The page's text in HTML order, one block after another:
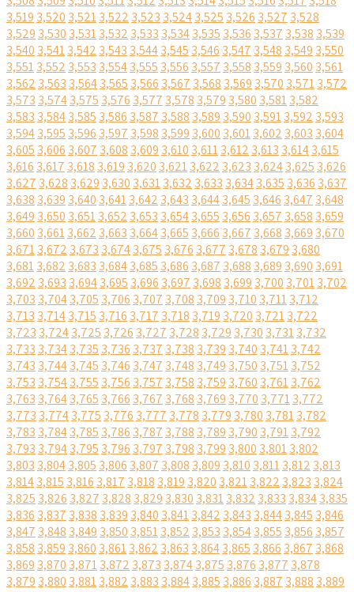
3,519 3,520 3,5213,522 3,523 3,5243,525 3,526 3,527 3,528
3,529 3,530 3,5313,532 3,533 3,5343,535 3,536 3,537 3,538 3,539
3,540 3,5413,542 3,543 3,5443,545 3,546 3,547 3,548 3,549 3,550
3,5513,552 3,553 3,5543,555 3,556 3,557 3,558 3,559 3,560 3,561
3,562 3,563 3,5643,565 3,566 3,567 3,568 3,569 3,570 3,5713,572
3,573 3,5743,575 3,576 3,577 3,578 3,579 3,580 3,5813,582
3,583 3,5843,585 3,586 3,587 3,588 3,589 3,590 3,5913,592 3,593
3,5943,595 3,596 3,597 3,598 3,599 3,600 3,6013,602 3,603 3,604
3,605 3,606 3,607 3,608 3,609 3,610 3,6113,612 3,613 3,6143,615
3,616 3,617 3,618 3,619 3,620 3,6213,622 3,623 3,6243,625 3,626
3,627 3,628 3,629 3,630 3,6313,632 3,633 3,6343,635 3,636 3,637
3,638 3,639 3,640 3,6413,642 3,643 3,6443,645 3,646 3,647 3,648
3,649 3,650 3,6513,652 3,653 3,6543,655 3,656 3,657 3,658 3,659
3,660 3,6613,662 3,663 3,6643,665 3,666 3,667 3,668 3,669 3,670
3,6713,672 3,673 3,6743,675 3,676 3,677 3,678 3,679 3,680
3,6813,682 3,683 3,6843,685 3,686 3,687 3,688 3,689 3,690 3,691
3,692 3,693 3,6943,695 3,696 3,697 3,698 3,699 3,700 3,7013,702
3,703 3,7043,705 3,706 3,707 3,708 3,709 3,710 3,7113,712
3,713 3,7143,715 3,716 3,717 3,718 3,719 3,720 3,7213,722
3,723 3,7243,725 3,726 3,727 3,728 3,729 3,730 3,7313,732
3,733 3,7343,735 3,736 3,737 3,738 3,739 3,740 3,7413,742
3,743 3,7443,745 3,746 3,747 3,748 3,749 3,750 3,7513,752
3,753 3,7543,755 3,756 3,757 3,758 3,759 3,760 3,7613,762
3,763 3,7643,765 3,766 3,767 3,768 3,769 3,770 3,7713,772
3,773 3,7743,775 3,776 3,777 3,778 3,779 3,780 3,7813,782
3,783 3,7843,785 3,786 3,787 3,788 3,789 3,790 3,7913,792
3,793 3,7943,795 3,796 3,797 3,798 3,799 3,800 3,8013,802
3,803 3,8043,805 3,806 3,807 3,808 3,809 3,810 3,8113,812 3,813
3,8143,815 3,816 3,817 3,818 3,819 3,820 3,8213,822 3,823 3,824
3,825 3,826 3,827 3,828 3,829 3,830 3,8313,832 3,833 3,8343,835
3,836 3,837 3,838 3,839 3,840 3,8413,842 3,843 3,8443,845 3,846
3,847 3,848 3,849 3,850 3,8513,852 3,853 3,8543,855 3,856 3,857
3,858 3,859 3,860 3,8613,862 3,863 3,8643,865 3,866 3,867 3,868
3,869 3,870 3,8713,872 3,873 3,8743,875 3,876 3,877 3,878
3,879 3,880 3,8813,882 3,883 3,8843,885 3,886 3,887 3,888 3,889